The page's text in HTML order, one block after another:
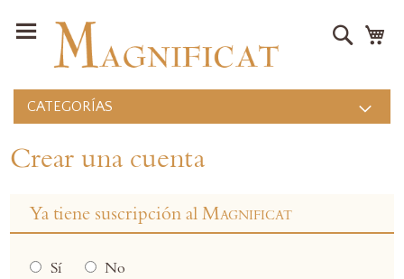
Buscar
CATEGORÍAS
Crear una cuenta
Ya tiene suscripción al Magnificat
Sí No